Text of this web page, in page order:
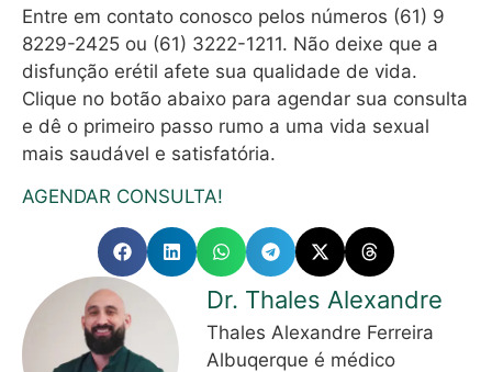
Entre em contato conosco pelos números (61) 9
8229-2425 ou (61) 3222-1211. Não deixe que a
disfunção erétil afete sua qualidade de vida.
Clique no botão abaixo para agendar sua consulta
e dê o primeiro passo rumo a uma vida sexual
mais saudável e satisfatória.
AGENDAR CONSULTA!
Dr. Thales Alexandre
Thales Alexandre Ferreira
Albuqerque é médico